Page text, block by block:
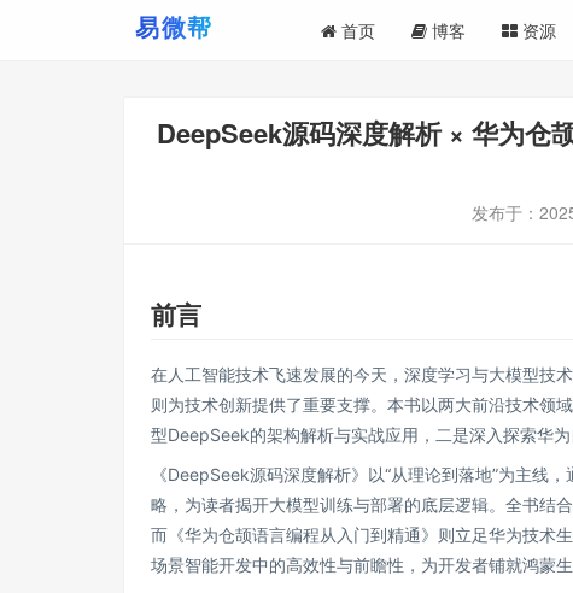
首页 博客 资源
DeepSeek源码深度解析 × 华为
发布于：
前言
在人工智能技术飞速发展的今天，深度学习与大模型技
则为技术创新提供了重要支撑。本书以两大前沿技术领
型DeepSeek的架构解析与实战应用，二是深入探索华
《DeepSeek源码深度解析》以“从理论到落地”为主线
略，为读者揭开大模型训练与部署的底层逻辑。全书结
而《华为仓颉语言编程从入门到精通》则立足华为技术
场景智能开发中的高效性与前瞻性，为开发者铺就鸿蒙生